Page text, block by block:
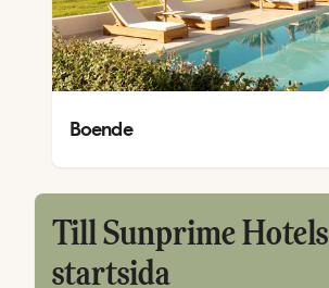
Boende
Till Sunprime Hotels
startsida